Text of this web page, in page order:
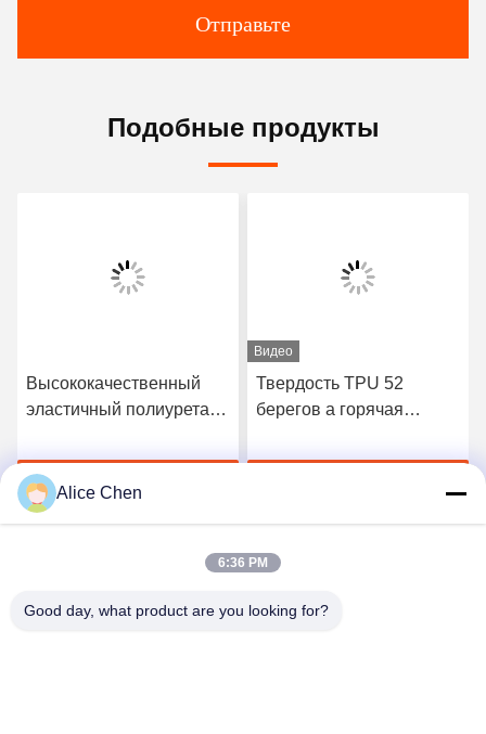
Отправьте
Подобные продукты
Высококачественный
эластичный полиуретан
склеивающую пленку
Получите самую
Видео
Твердость TPU 52
берегов a горячая
пленку для безшовного
Alice Chen
6:36 PM
Good day, what product are you looking for?